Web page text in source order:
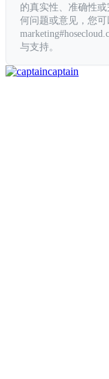
的真实性、准确性
何问题或意见，您
与支持。
captain